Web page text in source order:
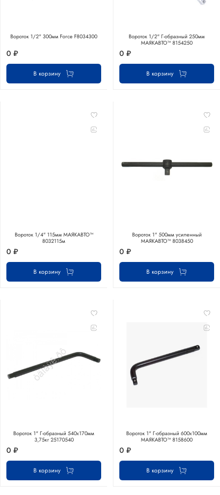
Вороток 1/2" 300мм Force F8034300
0 ₽
В корзину
Вороток 1/2" Г-образный 250мм
МАЯКАВТО™ 8154250
0 ₽
В корзину
Вороток 1/4" 115мм МАЯКАВТО™
8032115м
0 ₽
В корзину
Вороток 1" 500мм усиленный
МАЯКАВТО™ 8038450
0 ₽
В корзину
Вороток 1" Г-образный 540х170мм
3,75кг 25170540
0 ₽
В корзину
Вороток 1" Г-образный 600х100мм
МАЯКАВТО™ 8158600
0 ₽
В корзину